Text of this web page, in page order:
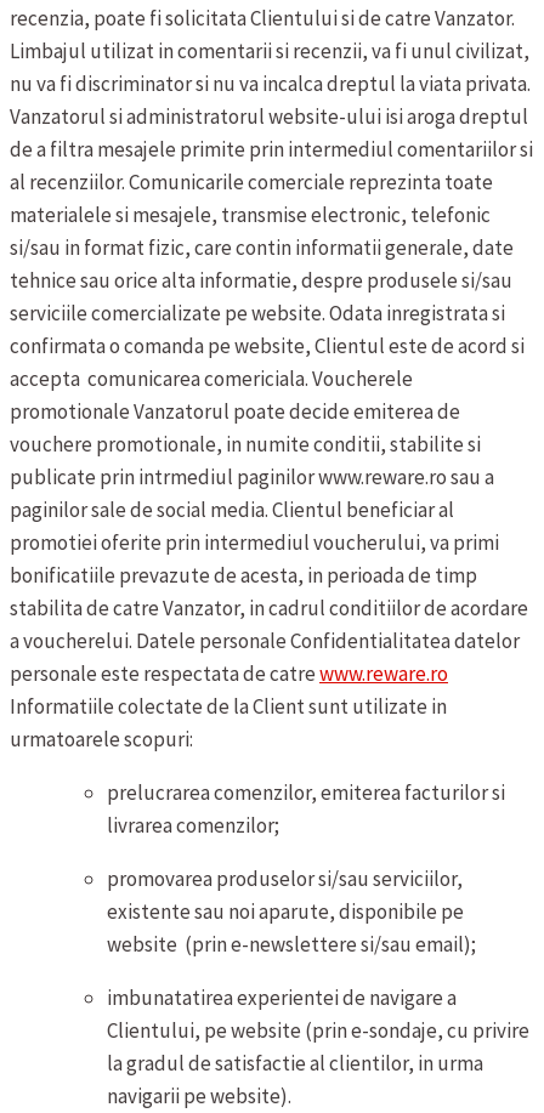
recenzia, poate fi solicitata Clientului si de catre Vanzator.
Limbajul utilizat in comentarii si recenzii, va fi unul civilizat,
nu va fi discriminator si nu va incalca dreptul la viata privata.
Vanzatorul si administratorul website-ului isi aroga dreptul
de a filtra mesajele primite prin intermediul comentariilor si
al recenziilor.Comunicarile comerciale reprezinta toate
materialele si mesajele, transmise electronic, telefonic
si/sau in format fizic, care contin informatii generale, date
tehnice sau orice alta informatie, despre produsele si/sau
serviciile comercializate pe website. Odata inregistrata si
confirmata o comanda pe website, Clientul este de acord si
accepta comunicarea comericiala.Voucherele
promotionaleVanzatorul poate decide emiterea de
vouchere promotionale, in numite conditii, stabilite si
publicate prin intrmediul paginilor www.reware.ro sau a
paginilor sale de social media. Clientul beneficiar al
promotiei oferite prin intermediul voucherului, va primi
bonificatiile prevazute de acesta, in perioada de timp
stabilita de catre Vanzator, in cadrul conditiilor de acordare
a voucherelui. Datele personaleConfidentialitatea datelor
personale este respectata de catrewww.reware.ro
Informatiile colectate de la Client sunt utilizate in
urmatoarele scopuri:
prelucrarea comenzilor, emiterea facturilor si
livrarea comenzilor;
promovarea produselor si/sau serviciilor,
existente sau noi aparute, disponibile pe
website (prin e-newslettere si/sau email);
imbunatatirea experientei de navigare a
Clientului, pe website (prin e-sondaje, cu privire
la gradul de satisfactie al clientilor, in urma
navigarii pe website).